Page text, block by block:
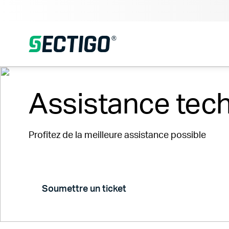
Assistance
Profitez de la meilleure assistance possible
Soumettre un ticket